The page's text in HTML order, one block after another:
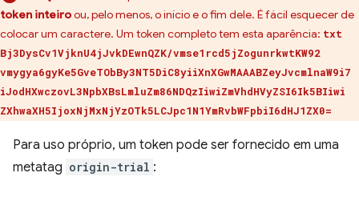
token inteiroou, pelo menos, o início e o fim dele. É fácil esquecer de
colocar um caractere. Um token completo tem esta aparência: txt
Bj3DysCv1VjknU4jJvkDEwnQZK/vmse1rcd5jZogunrkwtKW92
vmygya6gyKe5GveTObBy3NT5DiC8yiiXnXGwMAAABZeyJvcmlnaW9i7
iJodHXwczovL3NpbXBsLmluZm86NDQzIiwiZmVhdHVyZSI6Ik5BIiwi
ZXhwaXH5IjoxNjMxNjYzOTk5LCJpc1N1YmRvbWFpbiI6dHJ1ZX0=
Para uso próprio, um token pode ser fornecido em uma
metatag origin-trial :